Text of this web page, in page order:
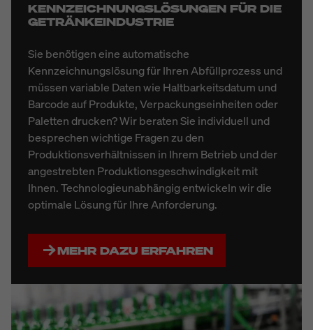
KENNZEICHNUNGSLÖSUNGEN FÜR DIE
GETRÄNKEINDUSTRIE
Sie benötigen eine automatische
Kennzeichnungslösung für Ihren Abfüllprozess und
müssen variable Daten wie Haltbarkeitsdatum und
Barcode auf Produkte, Verpackungseinheiten oder
Paletten drucken? Wir beraten Sie individuell und
besprechen wichtige Fragen zu den
Produktionsverhältnissen in Ihrem Betrieb und der
angestrebten Produktionsgeschwindigkeit mit
Ihnen.Technologieunabhängig entwickeln wir die
optimale Lösung für Ihre Anforderung.
MEHR DAZU ERFAHREN